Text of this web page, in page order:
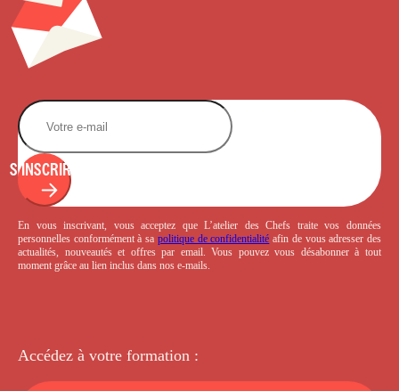
S'INSCRIRE
En vous inscrivant, vous acceptez que L’atelier des Chefs traite vos données
personnelles conformément à sa politique de confidentialité afin de vous adresser des
actualités, nouveautés et offres par email. Vous pouvez vous désabonner à tout
moment grâce au lien inclus dans nos e-mails.
Accédez à votre formation :